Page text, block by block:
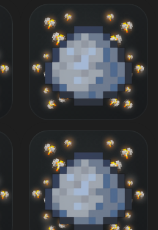
150.000 Коинов
219 ₽
500.000 Коинов
499 ₽